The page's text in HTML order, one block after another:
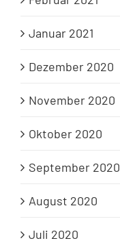
Januar 2021
Dezember 2020
November 2020
Oktober 2020
September 2020
August 2020
Juli 2020